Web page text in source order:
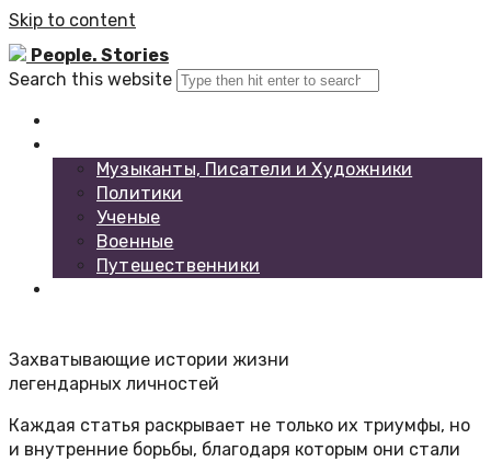
Skip to content
People. Stories
Search this website
Музыканты, Писатели и Художники
Политики
Ученые
Военные
Путешественники
Захватывающие истории жизни
легендарных личностей
Каждая статья раскрывает не только их триумфы, но
и внутренние борьбы, благодаря которым они стали